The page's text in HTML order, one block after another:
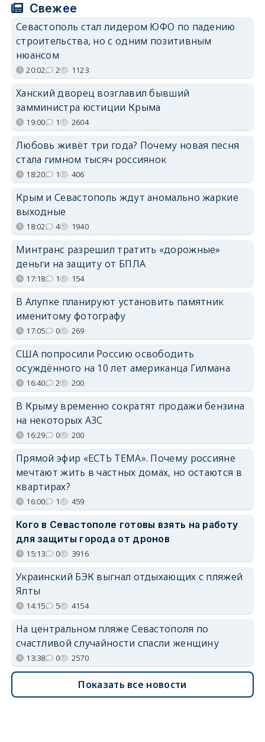
Свежее
Севастополь стал лидером ЮФО по падению
строительства, но с одним позитивным
нюансом
20:02 2 1123
Ханский дворец возглавил бывший
замминистра юстиции Крыма
19:00 1 2604
Любовь живёт три года? Почему новая песня
стала гимном тысяч россиянок
18:20 1 406
Крым и Севастополь ждут аномально жаркие
выходные
18:02 4 1940
Минтранс разрешил тратить «дорожные»
деньги на защиту от БПЛА
17:18 1 154
В Алупке планируют установить памятник
именитому фотографу
17:05 0 269
США попросили Россию освободить
осуждённого на 10 лет американца Гилмана
16:40 2 200
В Крыму временно сократят продажи бензина
на некоторых АЗС
16:29 0 200
Прямой эфир «ЕСТЬ ТЕМА». Почему россияне
мечтают жить в частных домах, но остаются в
квартирах?
16:00 1 459
Кого в Севастополе готовы взять на работу
для защиты города от дронов
15:13 0 3916
Украинский БЭК выгнал отдыхающих с пляжей
Ялты
14:15 5 4154
На центральном пляже Севастополя по
счастливой случайности спасли женщину
13:38 0 2570
Показать все новости